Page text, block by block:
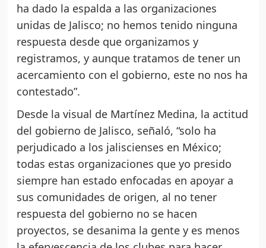
ha dado la espalda a las organizaciones
unidas de Jalisco; no hemos tenido ninguna
respuesta desde que organizamos y
registramos, y aunque tratamos de tener un
acercamiento con el gobierno, este no nos ha
contestado”.
Desde la visual de Martínez Medina, la actitud
del gobierno de Jalisco, señaló, “solo ha
perjudicado a los jaliscienses en México;
todas estas organizaciones que yo presido
siempre han estado enfocadas en apoyar a
sus comunidades de origen, al no tener
respuesta del gobierno no se hacen
proyectos, se desanima la gente y es menos